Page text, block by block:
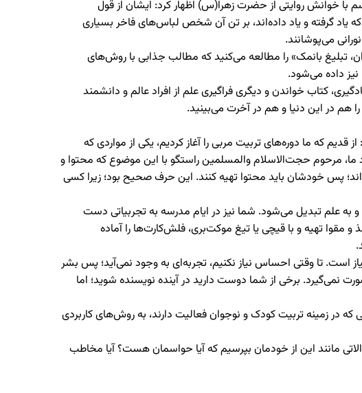
با خوانش روایتی از حضرت زهرا(س) اظهار کرد: ایشان از قول
گرفته و یاد داده‌اند، بر تن آن شخص لباس‌های فاخر بسیاری
می‌پوشانند.
تبلیغ بانمک» را مطالعه می‌کنید که مطالب جذابی با روش‌های
داده می‌شود.
کتاب‌ خواندن و دیگری فراگیری علم از افراد عالم و دانشمند
هم در این دنیا و هم در آخرت می‌بینید.
که ما دوره‌های تربیت مربی را آغاز کردیم، یکی از مواردی که
ما، مرحوم حجت‌الاسلام والمسلمین راستگو با این موضوع که محتوا و
پس خودشان باید محتوا تهیه کنند. این حرف صحیح بود؛ زیرا کسی
علم تبدیل می‌شود. شما نیز در ایام مدرسه به تجربیاتی دست
و مقوا تهیه و با قیچی یا تیغ موکت‌بری، فلش‌کارت‌ها را آماده
است. تا وقتی احساس نیاز نکنیم، تجربه‌ای به وجود نمی‌آید؛ پس بشر
نمی‌گیرد. برخی از شما دوست دارید در آینده نویسنده شوید؛ اما
در زمینه تربیت کودک و نوجوان فعالیت دارند، به روش‌های کاربردی
مانند این از خودمان بپرسیم که آیا حواسمان هست؟ آیا مخاطب